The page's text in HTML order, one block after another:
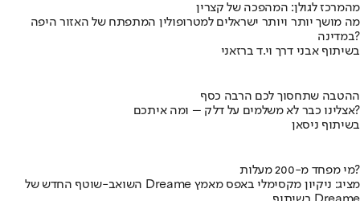
מהמרכז לגולן: המהפכה של קצרין
מה מושך יותר ויותר ישראלים למטרופולין המתפתח של האזור היפה
במדינה?
בשיתוף אבני דרך וי.ד ברזאני
ההטבה שתחסוך לכם הרבה כסף
אצלינו כבר לא משלמים על דלק – ומה איתכם?
בשיתוף ניסאן
מי מפחד מ-200 מעלות?
השואב-שוטף החדש של Dreame מציג: ניקיון מקסימלי באפס מאמץ